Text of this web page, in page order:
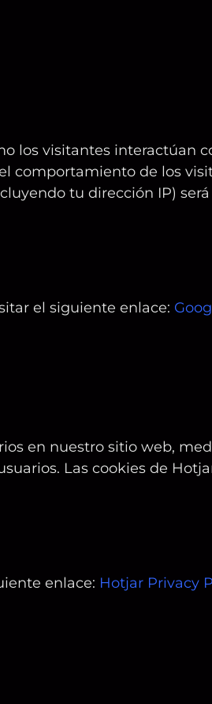
los visitantes interactúan
comportamiento de los
tu dirección IP)
el siguiente enlace:
en nuestro sitio web,
Las cookies de
enlace: Hotjar Privacy